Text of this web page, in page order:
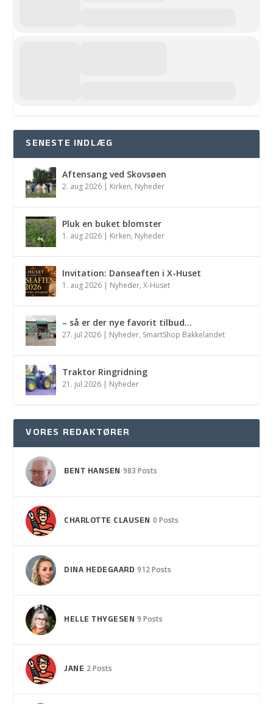
SENESTE INDLÆG
Aftensang ved Skovsøen
2. aug 2026 | Kirken, Nyheder
Pluk en buket blomster
1. aug 2026 | Kirken, Nyheder
Invitation: Danseaften i X-Huset
1. aug 2026 | Nyheder,X-Huset
– så er der nye favorit tilbud…
27. jul 2026 | Nyheder, SmartShop Bakkelandet
Traktor Ringridning
21. jul 2026 | Nyheder
VORES REDAKTØRER
BENT HANSEN 983 Posts
CHARLOTTE CLAUSEN 0 Posts
DINA HEDEGAARD 912 Posts
HELLE THYGESEN 9 Posts
JANE 2 Posts